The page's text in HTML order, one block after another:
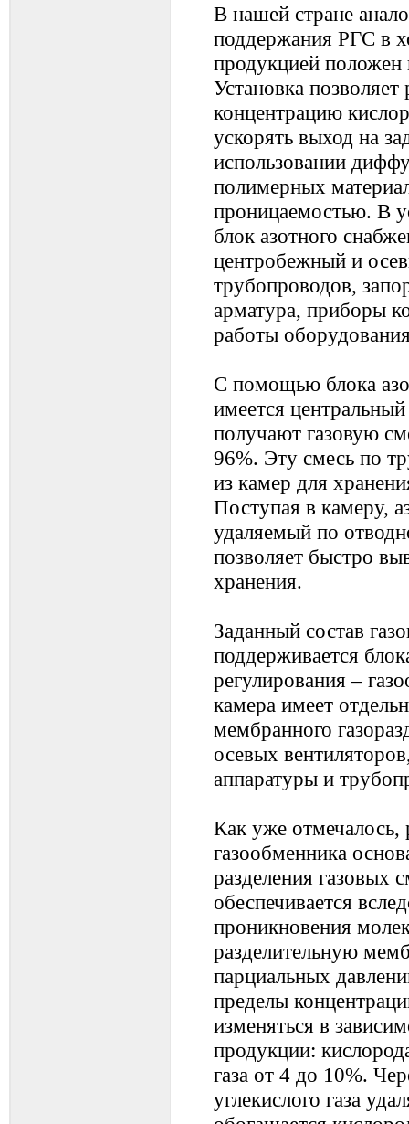
В нашей стране
поддержания РГС в
продукцией положен
Установка позволяет
концентрацию
ускорять выход на
использовании
полимерных
проницаемостью. В
блок азотного
центробежный и
трубопроводов,
арматура, приборы
работы
С помощью блока
имеется
получают газовую
96%. Эту смесь по
из камер для
Поступая в камеру,
удаляемый по
позволяет быстро
хранения.
Заданный состав
поддерживается
регулирования –
камера имеет
мембранного
осевых
аппаратуры и
Как уже отмечалось,
газообменника
разделения газовых
обеспечивается
проникновения
разделительную
парциальных
пределы
изменяться в
продукции:
газа от 4 до 10%.
углекислого газа